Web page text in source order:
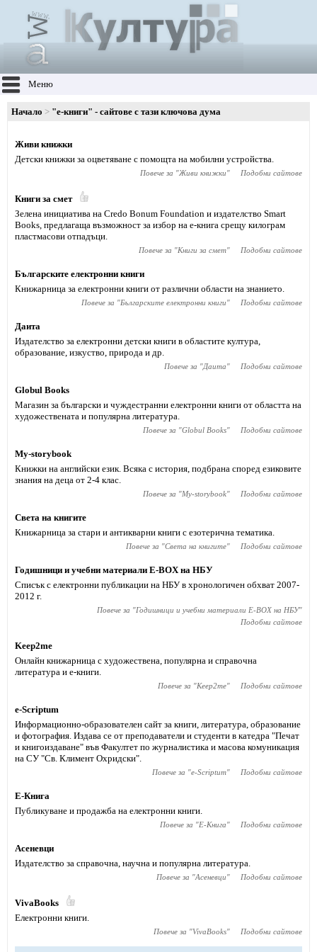
Меню
Начало "е-книги" - сайтове с тази ключова дума
Живи книжки
Детски книжки за оцветяване с помощта на мобилни устройства.
Повече за "Живи книжки" Подобни сайтове
Книги за смет
Зелена инициатива на Credo Bonum Foundation и издателство Smart
Books, предлагаща възможност за избор на е-книга срещу килограм
пластмасови отпадъци.
Повече за "Книги за смет" Подобни сайтове
Българските електронни книги
Книжарница за електронни книги от различни области на знанието.
Повече за "Българските електронни книги" Подобни сайтове
Даита
Издателство за електронни детски книги в областите култура,
образование, изкуство, природа и др.
Повече за "Даита" Подобни сайтове
Globul Books
Магазин за български и чуждестранни електронни книги от областта на
художествената и популярна литература.
Повече за "Globul Books" Подобни сайтове
My-storybook
Книжки на английски език. Всяка с история, подбрана според езиковите
знания на деца от 2-4 клас.
Повече за "My-storybook" Подобни сайтове
Света на книгите
Книжарница за стари и антикварни книги с езотерична тематика.
Повече за "Света на книгите" Подобни сайтове
Годишници и учебни материали E-BOX на НБУ
Списък с електронни публикации на НБУ в хронологичен обхват 2007-
2012 г.
Повече за "Годишници и учебни материали E-BOX на НБУ"
Подобни сайтове
Keep2me
Онлайн книжарница с художествена, популярна и справочна
литература и е-книги.
Повече за "Keep2me" Подобни сайтове
e-Scriptum
Информационно-образователен сайт за книги, литература, образование
и фотография. Издава се от преподаватели и студенти в катедра "Печат
и книгоиздаване" във Факултет по журналистика и масова комуникация
на СУ "Св. Климент Охридски".
Повече за "e-Scriptum" Подобни сайтове
Е-Книга
Публикуване и продажба на електронни книги.
Повече за "Е-Книга" Подобни сайтове
Асеневци
Издателство за справочна, научна и популярна литература.
Повече за "Асеневци" Подобни сайтове
VivaBooks
Електронни книги.
Повече за "VivaBooks" Подобни сайтове